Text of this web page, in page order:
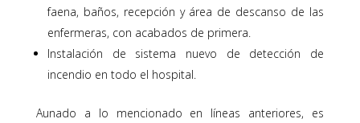
faena, baños, recepción y área de descanso de las
enfermeras, con acabados de primera.
Instalación de sistema nuevo de detección de
incendio en todo el hospital.
Aunado a lo mencionado en líneas anteriores, es